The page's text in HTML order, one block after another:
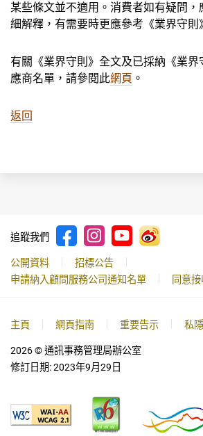
某些條文並不適用。消費者如有疑問
細解釋，有需要時更應參考《業界守則
有關《業界守則》全文及已採納《業
應商名單，請參閱此網頁 。
返回
公開資料
招標公告
申請納入顧問服務公司通知名單
同意
追蹤我們
主頁 網頁指南 重要告示 私
2026© 通訊事務管理局辦公室
修訂日期:2023年9月29日